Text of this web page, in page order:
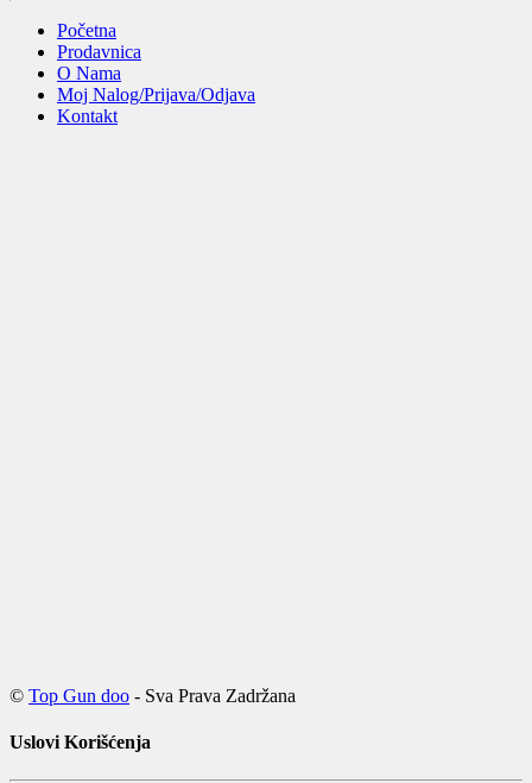
Početna
Prodavnica
O Nama
Moj Nalog/Prijava/Odjava
Kontakt
© Top Gun doo - Sva Prava Zadržana
Uslovi Korišćenja